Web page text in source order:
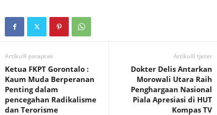
Artikulli paraprak
Ketua FKPT Gorontalo :
Kaum Muda Berperanan
Penting dalam
pencegahan Radikalisme
dan Terorisme
Artikulli tjetër
Dokter Delis Antarkan
Morowali Utara Raih
Penghargaan Nasional
Piala Apresiasi di HUT
Kompas TV